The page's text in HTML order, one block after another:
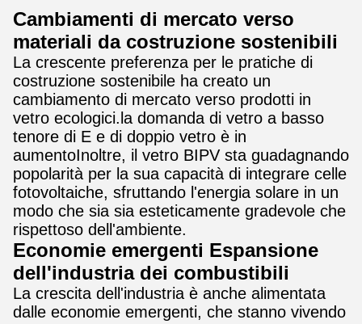
Cambiamenti di mercato verso
materiali da costruzione sostenibili
La crescente preferenza per le pratiche di
costruzione sostenibile ha creato un
cambiamento di mercato verso prodotti in
vetro ecologici.la domanda di vetro a basso
tenore di E e di doppio vetro è in
aumentoInoltre, il vetro BIPV sta guadagnando
popolarità per la sua capacità di integrare celle
fotovoltaiche, sfruttando l'energia solare in un
modo che sia sia esteticamente gradevole che
rispettoso dell'ambiente.
Economie emergenti Espansione
dell'industria dei combustibili
La crescita dell'industria è anche alimentata
dalle economie emergenti, che stanno vivendo